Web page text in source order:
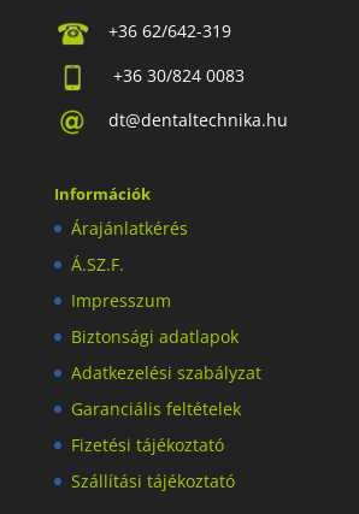
+36 62/642-319
+36 30/824 0083
dt@dentaltechnika.hu
Információk
Árajánlatkérés
Á.SZ.F.
Impresszum
Biztonsági adatlapok
Adatkezelési szabályzat
Garanciális feltételek
Fizetési tájékoztató
Szállítási tájékoztató